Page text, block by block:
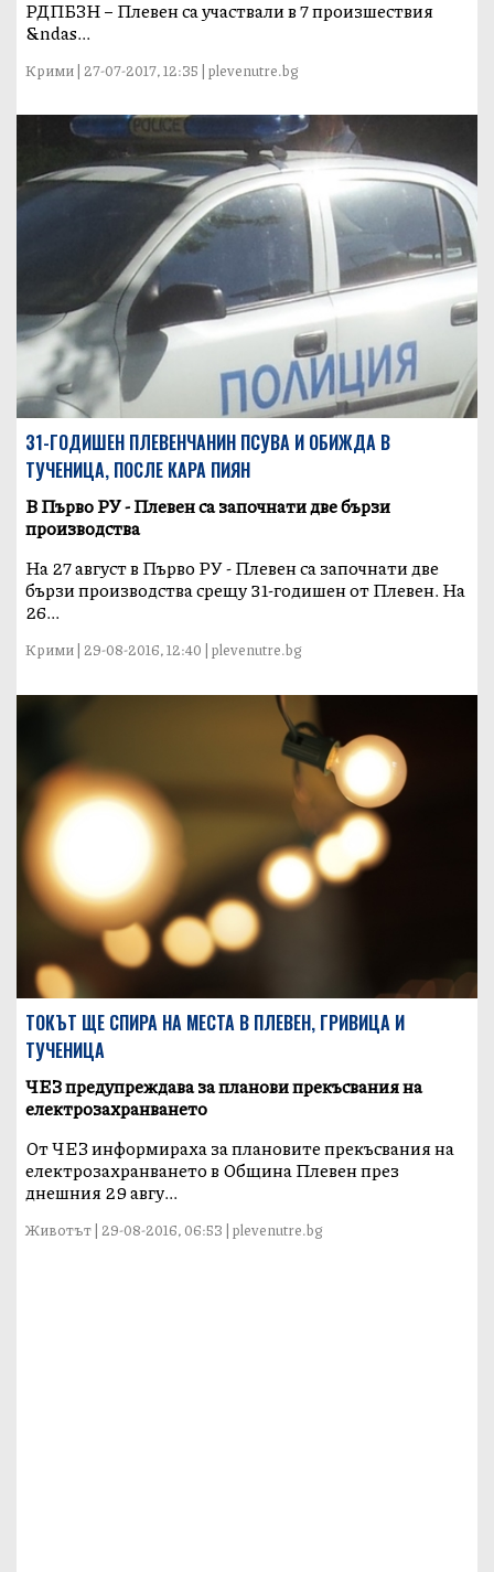
РДПБЗН – Плевен са участвали в 7 произшествия
&ndas...
Крими | 27-07-2017, 12:35 | plevenutre.bg
31-ГОДИШЕН ПЛЕВЕНЧАНИН ПСУВА И ОБИЖДА В
ТУЧЕНИЦА, ПОСЛЕ КАРА ПИЯН
В Първо РУ - Плевен са започнати две бързи
производства
На 27 август в Първо РУ - Плевен са започнати две
бързи производства срещу 31-годишен от Плевен. На
26...
Крими | 29-08-2016, 12:40 | plevenutre.bg
ТОКЪТ ЩЕ СПИРА НА МЕСТА В ПЛЕВЕН, ГРИВИЦА И
ТУЧЕНИЦА
ЧЕЗ предупреждава за планови прекъсвания на
електрозахранването
От ЧЕЗ информираха за плановите прекъсвания на
електрозахранването в Община Плевен през
днешния 29 авгу...
Животът | 29-08-2016, 06:53 | plevenutre.bg